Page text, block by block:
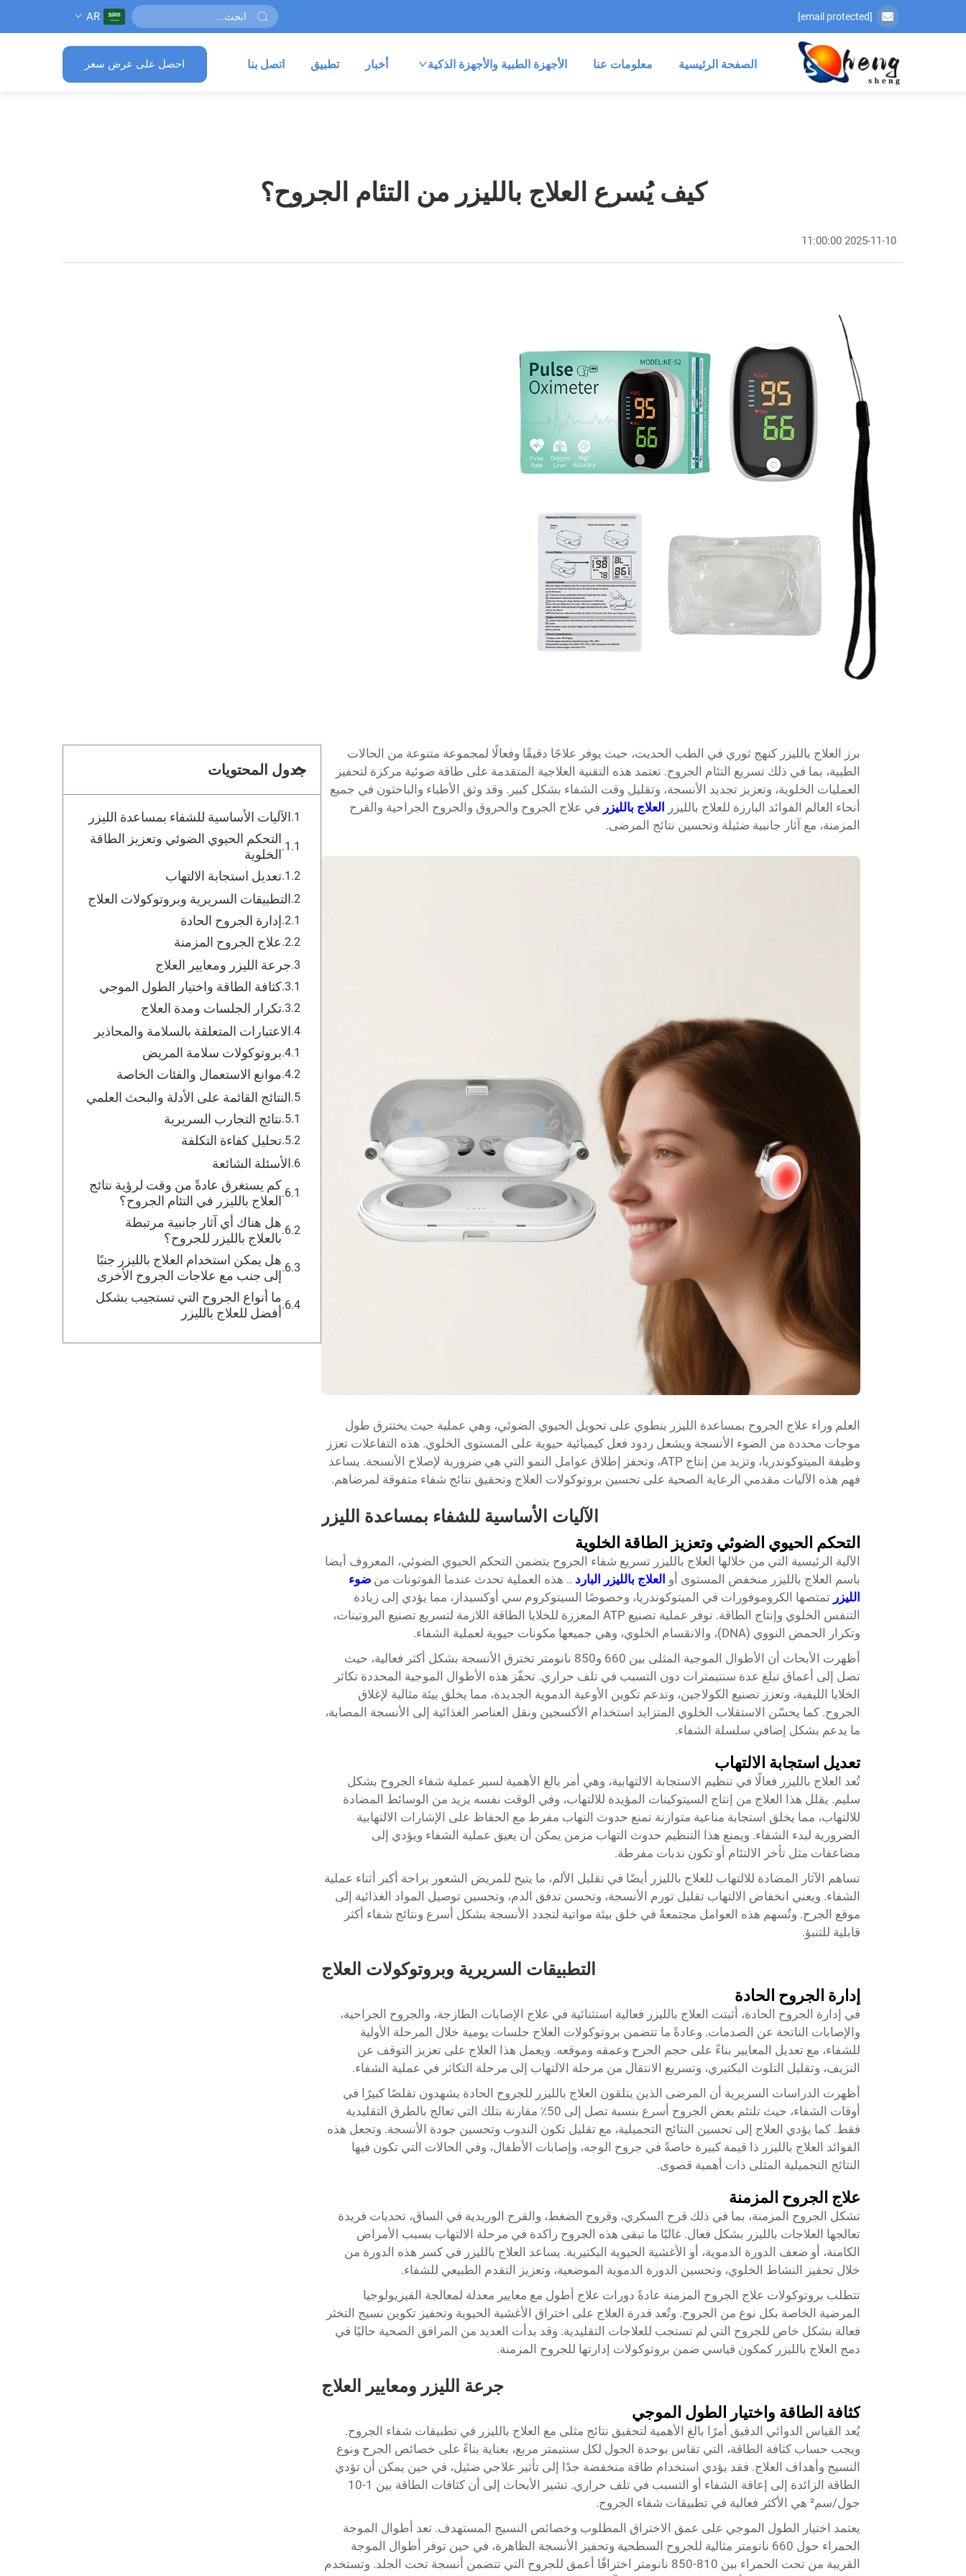
[email protected]
AR
الصفحة الرئيسية معلومات عنا الأجهزة الطبية والأجهزة الذكية أخبار تطبيق اتصل بنا احصل على عرض سعر
كيف يُسرع العلاج بالليزر من التئام الجروح؟
2025-11-10 11:00:00
برز العلاج بالليزر كنهج ثوري في الطب الحديث، حيث يوفر علاجًا دقيقًا وفعالًا لمجموعة متنوعة من الحالات
الطبية، بما في ذلك تسريع التئام الجروح. تعتمد هذه التقنية العلاجية المتقدمة على طاقة ضوئية مركزة لتحفيز
العمليات الخلوية، وتعزيز تجديد الأنسجة، وتقليل وقت الشفاء بشكل كبير. وقد وثق الأطباء والباحثون في جميع
أنحاء العالم الفوائد البارزة للعلاج بالليزر
العلاج بالليزر في علاج الجروح والحروق والجروح الجراحية والقرح
المزمنة، مع آثار جانبية ضئيلة وتحسين نتائج المرضى.
العلم وراء علاج الجروح بمساعدة الليزر ينطوي على تحويل الحيوي الضوئي، وهي عملية حيث يختترق طول
موجات محددة من الضوء الأنسجة ويشعل ردود فعل كيميائية حيوية على المستوى الخلوي. هذه التفاعلات تعزز
وظيفة الميتوكوندريا، وتزيد من إنتاج ATP، وتحفز إطلاق عوامل النمو التي هي ضرورية لإصلاح الأنسجة. يساعد
فهم هذه الآليات مقدمي الرعاية الصحية على تحسين بروتوكولات العلاج وتحقيق نتائج شفاء متفوقة لمرضاهم.
الآليات الأساسية للشفاء بمساعدة الليزر
التحكم الحيوي الضوئي وتعزيز الطاقة الخلوية
الآلية الرئيسية التي من خلالها العلاج بالليزر تسريع شفاء الجروح يتضمن التحكم الحيوي الضوئي، المعروف أيضا
باسم العلاج بالليزر منخفض المستوى أو العلاج بالليزر البارد .. هذه العملية تحدث عندما الفوتونات من ضوء
الليزر تمتصها الكروموفورات في الميتوكوندريا، وخصوصًا السيتوكروم سي أوكسيداز، مما يؤدي إلى زيادة
التنفس الخلوي وإنتاج الطاقة. توفر عملية تصنيع ATP المعززة للخلايا الطاقة اللازمة لتسريع تصنيع البروتينات،
وتكرار الحمض النووي (DNA)، والانقسام الخلوي، وهي جميعها مكونات حيوية لعملية الشفاء.
أظهرت الأبحاث أن الأطوال الموجية المثلى بين 660 و850 نانومتر تخترق الأنسجة بشكل أكثر فعالية، حيث
تصل إلى أعماق تبلغ عدة سنتيمترات دون التسبب في تلف حراري. تحفّز هذه الأطوال الموجية المحددة تكاثر
الخلايا الليفية، وتعزز تصنيع الكولاجين، وتدعم تكوين الأوعية الدموية الجديدة، مما يخلق بيئة مثالية لإغلاق
الجروح. كما يحسّن الاستقلاب الخلوي المتزايد استخدام الأكسجين ونقل العناصر الغذائية إلى الأنسجة المصابة،
ما يدعم بشكل إضافي سلسلة الشفاء.
تعديل استجابة الالتهاب
تُعد العلاج بالليزر فعالًا في تنظيم الاستجابة الالتهابية، وهي أمر بالغ الأهمية لسير عملية شفاء الجروح بشكل
سليم. يقلل هذا العلاج من إنتاج السيتوكينات المؤيدة للالتهاب، وفي الوقت نفسه يزيد من الوسائط المضادة
للالتهاب، مما يخلق استجابة مناعية متوازنة تمنع حدوث التهاب مفرط مع الحفاظ على الإشارات الالتهابية
الضرورية لبدء الشفاء. ويمنع هذا التنظيم حدوث التهاب مزمن يمكن أن يعيق عملية الشفاء ويؤدي إلى
مضاعفات مثل تأخر الالتئام أو تكون ندبات مفرطة.
تساهم الآثار المضادة للالتهاب للعلاج بالليزر أيضًا في تقليل الألم، ما يتيح للمريض الشعور براحة أكبر أثناء عملية
الشفاء. ويعني انخفاض الالتهاب تقليل تورم الأنسجة، وتحسن تدفق الدم، وتحسين توصيل المواد الغذائية إلى
موقع الجرح. وتُسهم هذه العوامل مجتمعةً في خلق بيئة مواتية لتجدد الأنسجة بشكل أسرع ونتائج شفاء أكثر
قابلية للتنبؤ.
التطبيقات السريرية وبروتوكولات العلاج
إدارة الجروح الحادة
في إدارة الجروح الحادة، أثبتت العلاج بالليزر فعالية استثنائية في علاج الإصابات الطازجة، والجروح الجراحية،
والإصابات الناتجة عن الصدمات. وعادةً ما تتضمن بروتوكولات العلاج جلسات يومية خلال المرحلة الأولية
للشفاء، مع تعديل المعايير بناءً على حجم الجرح وعمقه وموقعه. ويعمل هذا العلاج على تعزيز التوقف عن
النزيف، وتقليل التلوث البكتيري، وتسريع الانتقال من مرحلة الالتهاب إلى مرحلة التكاثر في عملية الشفاء.
أظهرت الدراسات السريرية أن المرضى الذين يتلقون العلاج بالليزر للجروح الحادة يشهدون تقلصًا كبيرًا في
أوقات الشفاء، حيث تلتئم بعض الجروح أسرع بنسبة تصل إلى 50٪ مقارنة بتلك التي تعالج بالطرق التقليدية
فقط. كما يؤدي العلاج إلى تحسين النتائج التجميلية، مع تقليل تكون الندوب وتحسين جودة الأنسجة. وتجعل هذه
الفوائد العلاج بالليزر ذا قيمة كبيرة خاصةً في جروح الوجه، وإصابات الأطفال، وفي الحالات التي تكون فيها
النتائج التجميلية المثلى ذات أهمية قصوى.
علاج الجروح المزمنة
تشكل الجروح المزمنة، بما في ذلك قرح السكري، وقروح الضغط، والقرح الوريدية في الساق، تحديات فريدة
تعالجها العلاجات بالليزر بشكل فعال. غالبًا ما تبقى هذه الجروح راكدة في مرحلة الالتهاب بسبب الأمراض
الكامنة، أو ضعف الدورة الدموية، أو الأغشية الحيوية البكتيرية. يساعد العلاج بالليزر في كسر هذه الدورة من
خلال تحفيز النشاط الخلوي، وتحسين الدورة الدموية الموضعية، وتعزيز التقدم الطبيعي للشفاء.
تتطلب بروتوكولات علاج الجروح المزمنة عادةً دورات علاج أطول مع معايير معدلة لمعالجة الفيزيولوجيا
المرضية الخاصة بكل نوع من الجروح. وتُعد قدرة العلاج على اختراق الأغشية الحيوية وتحفيز تكوين نسيج التخثر
فعالة بشكل خاص للجروح التي لم تستجب للعلاجات التقليدية. وقد بدأت العديد من المرافق الصحية حاليًا في
دمج العلاج بالليزر كمكون قياسي ضمن بروتوكولات إدارتها للجروح المزمنة.
جرعة الليزر ومعايير العلاج
كثافة الطاقة واختيار الطول الموجي
يُعد القياس الدوائي الدقيق أمرًا بالغ الأهمية لتحقيق نتائج مثلى مع العلاج بالليزر في تطبيقات شفاء الجروح.
ويجب حساب كثافة الطاقة، التي تقاس بوحدة الجول لكل سنتيمتر مربع، بعناية بناءً على خصائص الجرح ونوع
النسيج وأهداف العلاج. فقد يؤدي استخدام طاقة منخفضة جدًا إلى تأثير علاجي ضئيل، في حين يمكن أن تؤدي
الطاقة الزائدة إلى إعاقة الشفاء أو التسبب في تلف حراري. تشير الأبحاث إلى أن كثافات الطاقة بين 1-10
جول/سم² هي الأكثر فعالية في تطبيقات شفاء الجروح.
يعتمد اختيار الطول الموجي على عمق الاختراق المطلوب وخصائص النسيج المستهدف. تعد أطوال الموجة
الحمراء حول 660 نانومتر مثالية للجروح السطحية وتحفيز الأنسجة الظاهرة، في حين توفر أطوال الموجة
القريبة من تحت الحمراء بين 810-850 نانومتر اختراقًا أعمق للجروح التي تتضمن أنسجة تحت الجلد. وتستخدم
جدول المحتويات
الآليات الأساسية للشفاء بمساعدة الليزر
التحكم الحيوي الضوئي وتعزيز الطاقة
الخلوية
تعديل استجابة الالتهاب
التطبيقات السريرية وبروتوكولات العلاج
إدارة الجروح الحادة
علاج الجروح المزمنة
جرعة الليزر ومعايير العلاج
كثافة الطاقة واختيار الطول الموجي
تكرار الجلسات ومدة العلاج
الاعتبارات المتعلقة بالسلامة والمحاذير
بروتوكولات سلامة المريض
موانع الاستعمال والفئات الخاصة
النتائج القائمة على الأدلة والبحث العلمي
نتائج التجارب السريرية
تحليل كفاءة التكلفة
الأسئلة الشائعة
كم يستغرق عادةً من وقت لرؤية نتائج
العلاج بالليزر في التئام الجروح؟
هل هناك أي آثار جانبية مرتبطة
بالعلاج بالليزر للجروح؟
هل يمكن استخدام العلاج بالليزر جنبًا
إلى جنب مع علاجات الجروح الأخرى
ما أنواع الجروح التي تستجيب بشكل
أفضل للعلاج بالليزر